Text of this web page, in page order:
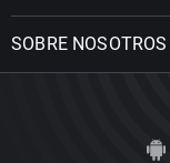
SOBRE NOSOTROS